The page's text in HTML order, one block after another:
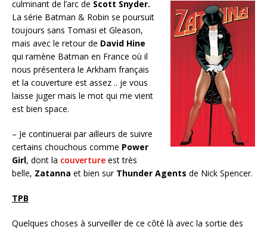
culminant de l’arc de Scott Snyder.
La série Batman & Robin se poursuit
toujours sans Tomasi et Gleason,
mais avec le retour de David Hine
qui ramène Batman en France où il
nous présentera le Arkham français
et la couverture est assez .. je vous
laisse juger mais le mot qui me vient
est bien space.
– Je continuerai par ailleurs de suivre
certains chouchous comme Power
Girl, dont la couverture est très
belle, Zatanna et bien surThunder Agents de Nick Spencer.
TPB
Quelques choses à surveiller de ce côté là avec la sortie des